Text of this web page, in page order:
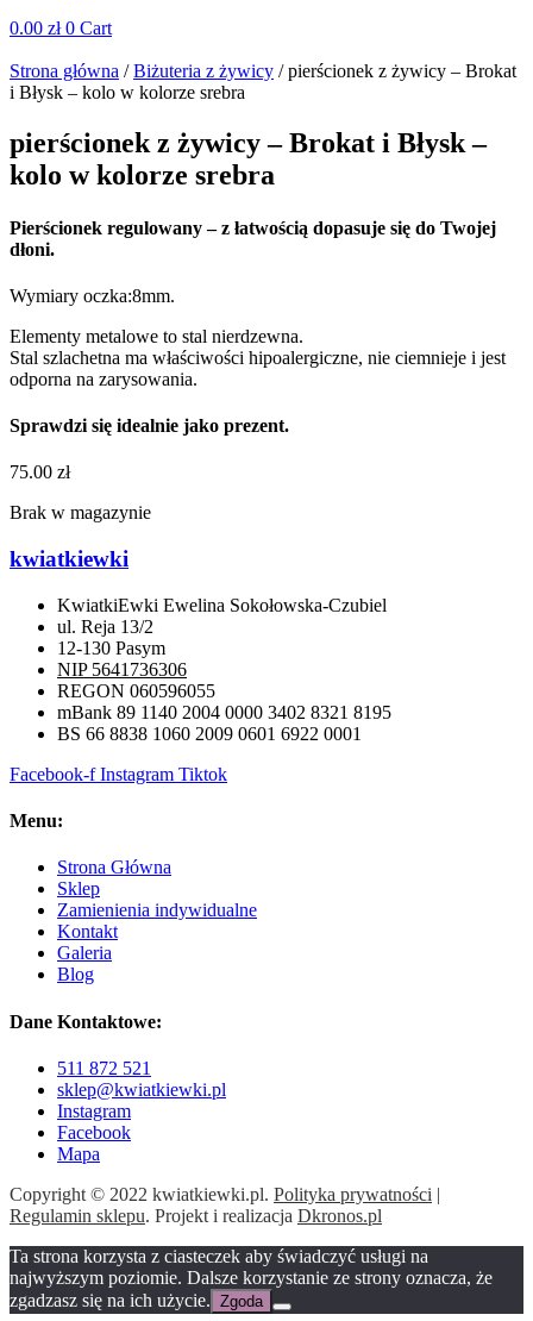
0.00 zł 0 Cart
Strona główna /Biżuteria z żywicy / pierścionek z żywicy – Brokat
i Błysk – kolo w kolorze srebra
pierścionek z żywicy – Brokat i Błysk –
kolo w kolorze srebra
Pierścionek regulowany – z łatwością dopasuje się do Twojej
dłoni.
Wymiary oczka:8mm.
Elementy metalowe to stal nierdzewna.
Stal szlachetna ma właściwości hipoalergiczne, nie ciemnieje i jest
odporna na zarysowania.
Sprawdzi się idealnie jako prezent.
75.00 zł
Brak w magazynie
kwiatkiewki
KwiatkiEwki Ewelina Sokołowska-Czubiel
ul. Reja 13/2
12-130 Pasym
NIP 5641736306
REGON 060596055
mBank 89 1140 2004 0000 3402 8321 8195
BS 66 8838 1060 2009 0601 6922 0001
Facebook-f Instagram Tiktok
Menu:
Strona Główna
Sklep
Zamienienia indywidualne
Kontakt
Galeria
Blog
Dane Kontaktowe:
511 872 521
sklep@kwiatkiewki.pl
Instagram
Facebook
Mapa
Copyright © 2022 kwiatkiewki.pl. Polityka prywatności |
Regulamin sklepu. Projekt i realizacja Dkronos.pl
Ta strona korzysta z ciasteczek aby świadczyć usługi na
najwyższym poziomie. Dalsze korzystanie ze strony oznacza, że
zgadzasz się na ich użycie. Zgoda